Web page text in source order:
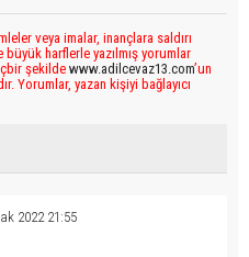
veya imalar, inançlara saldırı
harflerle yazılmış yorumlar
şekilde www.adilcevaz13.com’un
Yorumlar, yazan kişiyi bağlayıcı
2022 21:55